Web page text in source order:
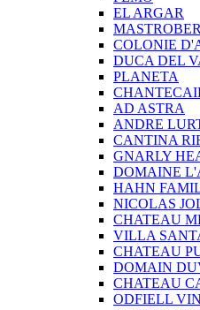
EL ARGAR
COLONIE
DUCA DEL
PLANETA
AD ASTRA
ANDRE
CANTINA
GNARLY
DOMAINE
HAHN
NICOLAS
CHATEAU
VILLA
CHATEAU
DOMAIN
CHATEAU
ODFIELL